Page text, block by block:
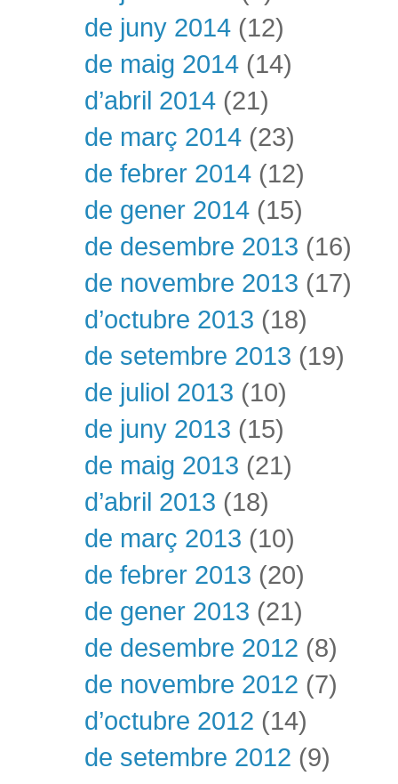
de juny 2014 (12)
de maig 2014 (14)
d’abril 2014 (21)
de març 2014 (23)
de febrer 2014 (12)
de gener 2014 (15)
de desembre 2013 (16)
de novembre 2013 (17)
d’octubre 2013 (18)
de setembre 2013 (19)
de juliol 2013 (10)
de juny 2013 (15)
de maig 2013 (21)
d’abril 2013 (18)
de març 2013 (10)
de febrer 2013 (20)
de gener 2013 (21)
de desembre 2012 (8)
de novembre 2012 (7)
d’octubre 2012 (14)
de setembre 2012 (9)